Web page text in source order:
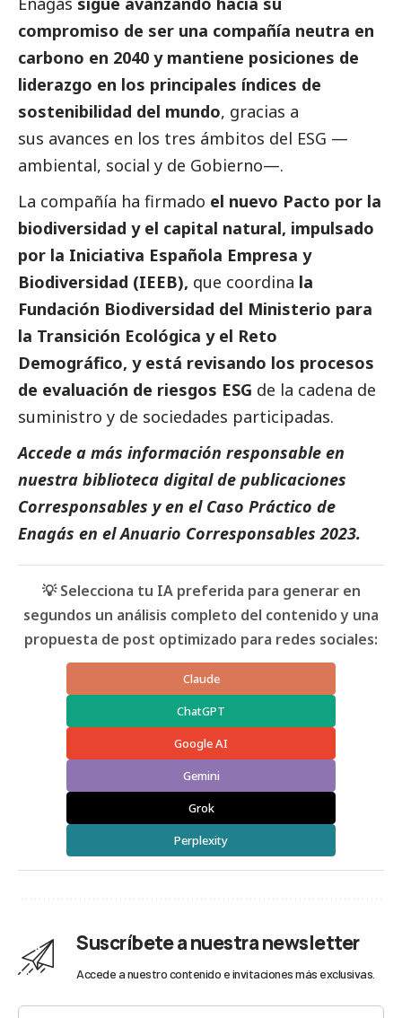
compromiso de ser una compañía neutra en
carbono en 2040 y mantiene posiciones de
liderazgo en los principales índices de
sostenibilidad del mundo, gracias a
sus avances en los tres ámbitos del ESG —
ambiental, social y de Gobierno—.
La compañía ha firmado el nuevo Pacto por la
biodiversidad y el capital natural, impulsado
por la Iniciativa Española Empresa y
Biodiversidad (IEEB), que coordina la
Fundación Biodiversidad del Ministerio para
la Transición Ecológica y el Reto
Demográfico, y está revisando los procesos
de evaluación de riesgos ESG de la cadena de
suministro y de sociedades participadas.
Accede a más información responsable en
nuestra biblioteca digital de publicaciones
Corresponsables y en el Caso Práctico de
Enagás en elAnuario Corresponsables 2023.
💡 Selecciona tu IA preferida para generar en
segundos un análisis completo del contenido y una
propuesta de post optimizado para redes sociales:
Claude
ChatGPT
Google AI
Gemini
Grok
Perplexity
Suscríbete a nuestra newsletter
Accede a nuestro contenido e invitaciones más exclusivas.